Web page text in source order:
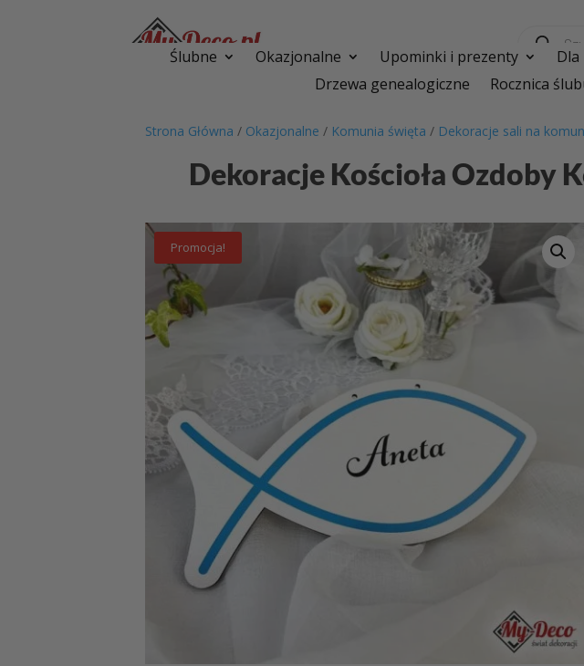
produktów
Ślubne Okazjonalne Upominki i prezenty
Drzewa genealogiczne
Rocznica
Strona Główna / Okazjonalne / Komunia święta / Dekoracje sali na
Dekoracje Kościoła Ozdoby
Promocja!